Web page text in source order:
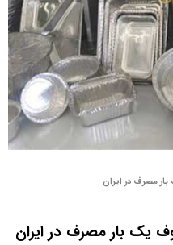
مصرف در ایران
یک‌ بار مصرف در ایران